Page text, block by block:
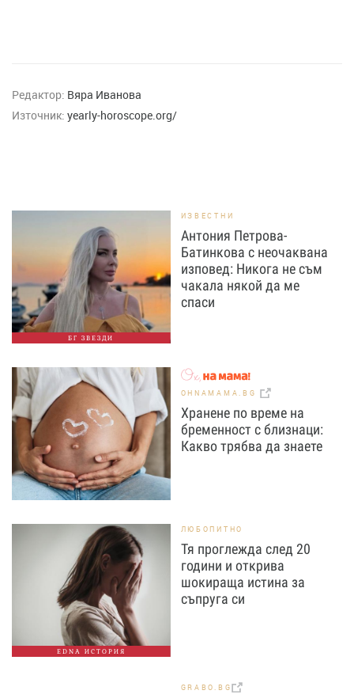
Редактор: Вяра Иванова
Източник: yearly-horoscope.org/
БГ ЗВЕЗДИ
ИЗВЕСТНИ
Антония Петрова-
Батинкова с неочаквана
изповед: Никога не съм
чакала някой да ме
спаси
OHNAMAMA.BG
Хранене по време на
бременност с близнаци:
Какво трябва да знаете
EDNA ИСТОРИЯ
ЛЮБОПИТНО
Тя проглежда след 20
години и открива
шокираща истина за
съпруга си
GRABO.BG